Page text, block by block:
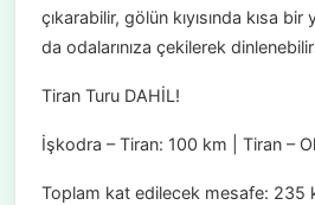
çıkarabilir, gölün kıyısında kısa
da odalarınıza çekilerek
Tiran Turu DAHİL!
İşkodra – Tiran: 100 km | Tiran –
Toplam kat edilecek mesafe: 235